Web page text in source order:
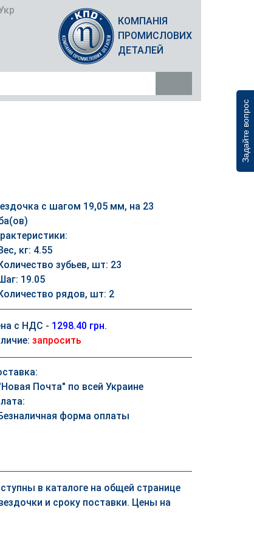
Задайте вопрос
КОМПАНІЯ
ПРОМИСЛОВИХ
ДЕТАЛЕЙ
с шагом 19,05 мм, на 23
кг: 4.55
зубьев, шт: 23
19.05
рядов, шт: 2
с НДС - 1298.40 грн.
запросить
Почта" по всей Украине
форма оплаты
в каталоге на общей странице
и сроку поставки. Цены на